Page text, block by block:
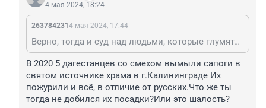
4 мая 2024, 18:24
263784231 4 мая 2024, 17:44
Верно, тогда и суд над людьми, которые глумятся над православием, может уже и вовсе не понадобится...
В 2020 5 дагестанцев со смехом вымыли сапоги в
святом источнике храма в г.Калининграде Их
пожурили и всё, в отличие от русских.Что же ты
тогда не добился их посадки?Или это шалость?